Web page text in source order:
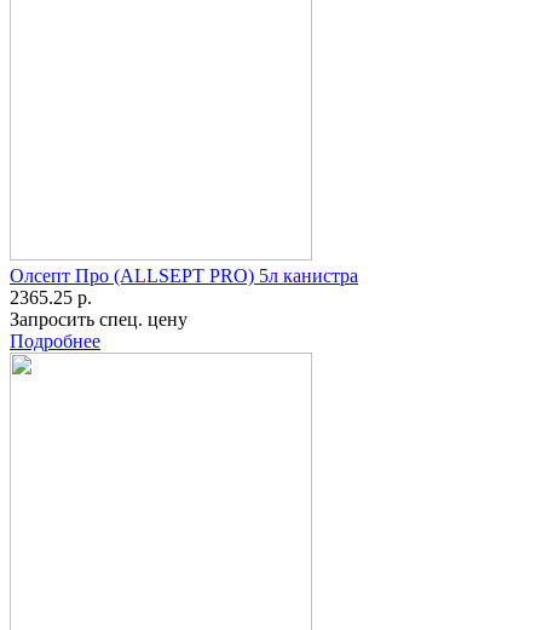
Олсепт Про (ALLSEPT PRO) 5л канистра
2365.25 р.
Запросить спец. цену
Подробнее